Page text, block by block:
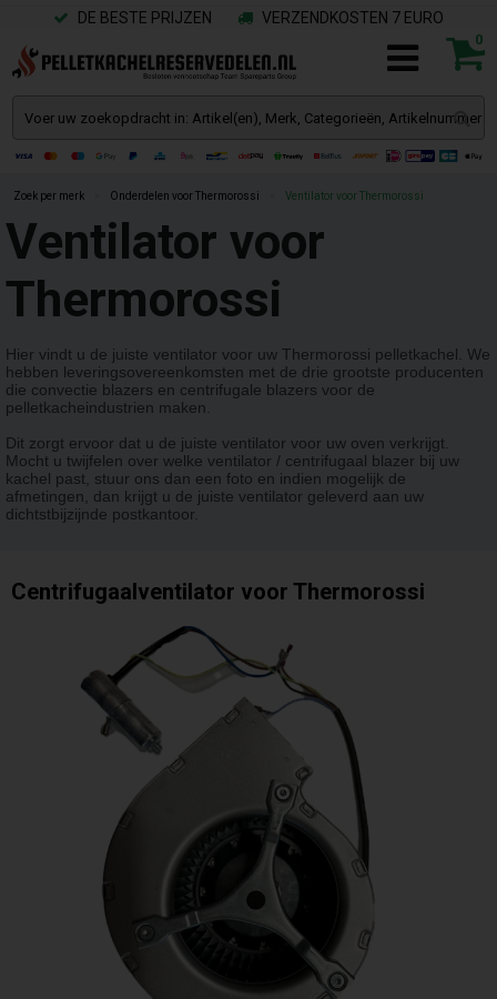
DE BESTE PRIJZEN VERZENDKOSTEN 7 EURO
0
Zoek per merk Onderdelen voor Thermorossi Ventilator voor Thermorossi
Ventilator voor
Thermorossi
Hier vindt u de juiste ventilator voor uw Thermorossi pelletkachel. We
hebben leveringsovereenkomsten met de drie grootste producenten
die convectie blazers en centrifugale blazers voor de
pelletkacheindustrien maken.
Dit zorgt ervoor dat u de juiste ventilator voor uw oven verkrijgt.
Mocht u twijfelen over welke ventilator / centrifugaal blazer bij uw
kachel past, stuur ons dan een foto en indien mogelijk de
afmetingen, dan krijgt u de juiste ventilator geleverd aan uw
dichtstbijzijnde postkantoor.
Centrifugaalventilator voor Thermorossi